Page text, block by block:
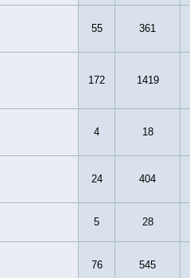
55 361
172 1419
4 18
24 404
5 28
76 545